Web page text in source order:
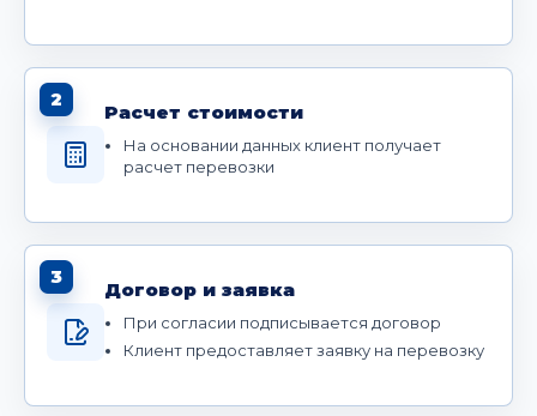
2
Расчет стоимости
На основании данных клиент получает
расчет перевозки
3
Договор и заявка
При согласии подписывается договор
Клиент предоставляет заявку на перевозку